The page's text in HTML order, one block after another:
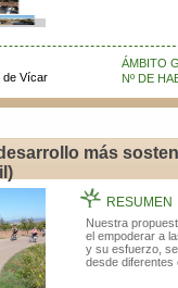
ÁMBITO
Nº DE
de Vícar
más
RESUMEN
Nuestra
el empoderar a
y su esfuerzo,
desde diferentes